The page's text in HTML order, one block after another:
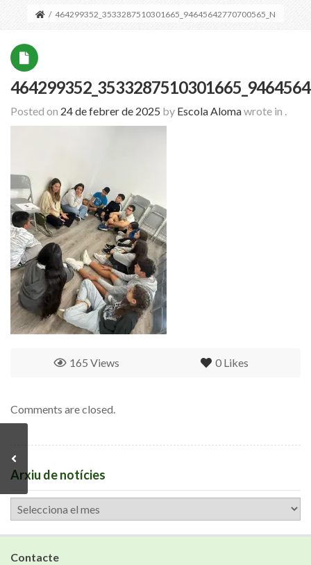
/ 464299352_3533287510301665_94645642770700565_N
Posted on 24 de febrer de 2025 by Escola Alomawrote in .
0 Likes
165 Views
Comments are closed.
Arxiu de notícies
Arxiu
de
notícies
Contacte